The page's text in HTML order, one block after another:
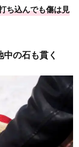
ち込んでも傷は見
の石も貫く